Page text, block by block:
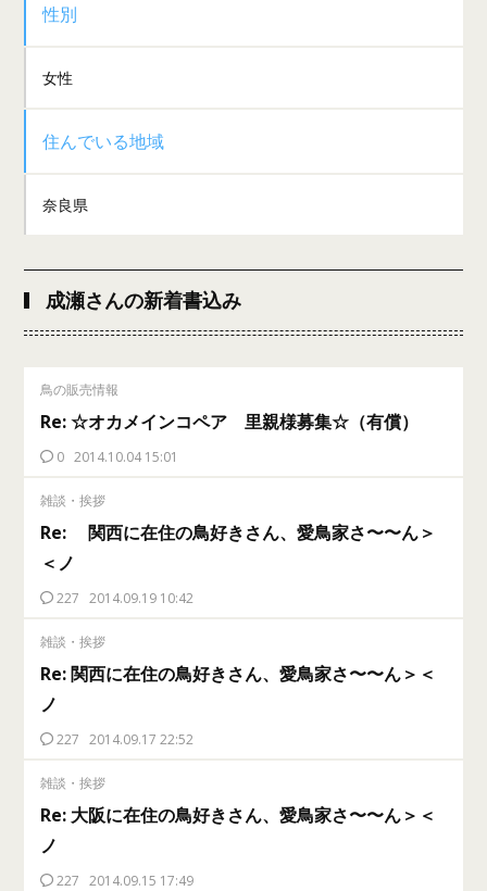
性別
女性
住んでいる地域
奈良県
成瀬さんの新着書込み
鳥の販売情報
Re: ☆オカメインコペア 里親様募集☆（有償）
0 2014.10.04 15:01
雑談・挨拶
Re: 関西に在住の鳥好きさん、愛鳥家さ〜〜ん＞
＜ノ
227 2014.09.19 10:42
雑談・挨拶
Re: 関西に在住の鳥好きさん、愛鳥家さ〜〜ん＞＜
ノ
227 2014.09.17 22:52
雑談・挨拶
Re: 大阪に在住の鳥好きさん、愛鳥家さ〜〜ん＞＜
ノ
227 2014.09.15 17:49